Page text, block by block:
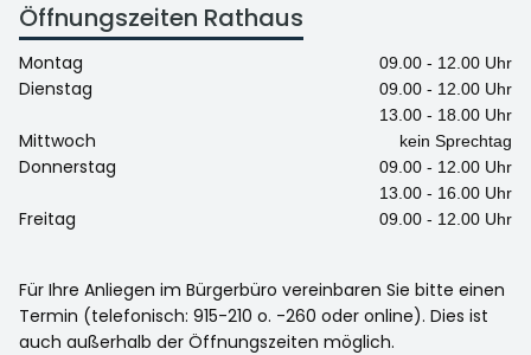
Öffnungszeiten Rathaus
Montag 09.00 - 12.00 Uhr
Dienstag
09.00 - 12.00 Uhr
13.00 - 18.00 Uhr
Mittwoch kein Sprechtag
Donnerstag
09.00 - 12.00 Uhr
13.00 - 16.00 Uhr
Freitag 09.00 - 12.00 Uhr
Für Ihre Anliegen im Bürgerbüro vereinbaren Sie bitte einen
Termin (telefonisch: 915-210 o. -260 oder online). Dies ist
auch außerhalb der Öffnungszeiten möglich.